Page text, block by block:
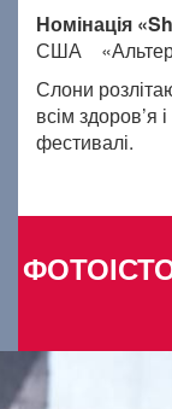
Номінація «
США
Слони
всім здоров’я
фестивалі.